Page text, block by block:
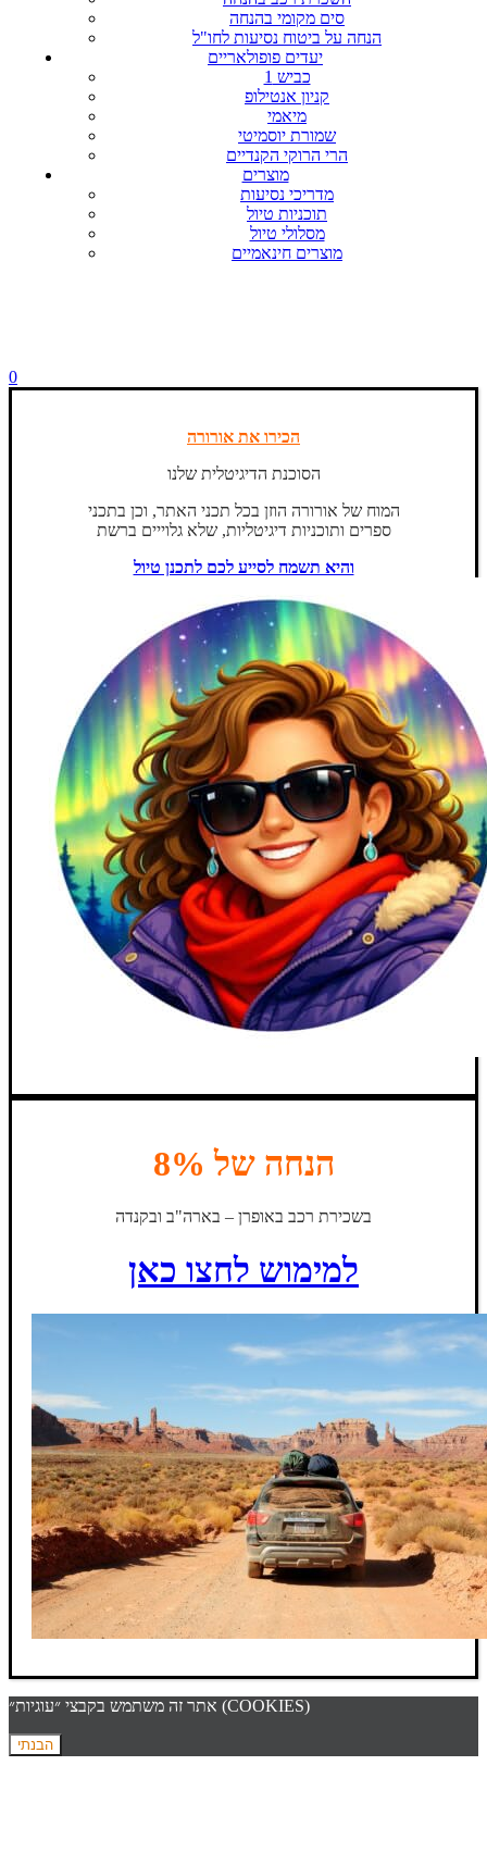
סים מקומי בהנחה
הנחה על ביטוח נסיעות לחו"ל
יעדים פופולאריים
כביש 1
קניון אנטילופ
מיאמי
שמורת יוסמיטי
הרי הרוקי הקנדיים
מוצרים
מדריכי נסיעות
תוכניות טיול
מסלולי טיול
מוצרים חינאמיים
0
הכירו את אורורה
הסוכנת הדיגיטלית שלנו
המוח של אורורה הוזן בכל תכני האתר, וכן בתכני
ספרים ותוכניות דיגיטליות, שלא גלוייים ברשת
והיא תשמח לסייע לכם לתכנן טיול
הנחה של 8%
בשכירת רכב באופרן – בארה"ב ובקנדה
למימוש לחצו כאן
אתר זה משתמש בקבצי ״עוגיות״ (COOKIES)
הבנתי